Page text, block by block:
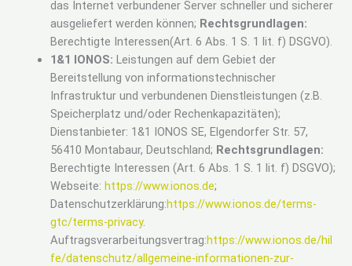
das Internet verbundener Server schneller und sicherer
ausgeliefert werden können; Rechtsgrundlagen:
Berechtigte Interessen(Art. 6 Abs. 1 S. 1 lit. f) DSGVO).
1&1 IONOS: Leistungen auf dem Gebiet der
Bereitstellung von informationstechnischer
Infrastruktur und verbundenen Dienstleistungen (z.B.
Speicherplatz und/oder Rechenkapazitäten);
Dienstanbieter: 1&1 IONOS SE, Elgendorfer Str. 57,
56410 Montabaur, Deutschland; Rechtsgrundlagen:
Berechtigte Interessen (Art. 6 Abs. 1 S. 1 lit. f) DSGVO);
Webseite: https://www.ionos.de;
Datenschutzerklärung:https://www.ionos.de/terms-
gtc/terms-privacy.
Auftragsverarbeitungsvertrag:https://www.ionos.de/hil
fe/datenschutz/allgemeine-informationen-zur-